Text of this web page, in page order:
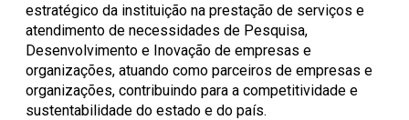
estratégico da instituição na prestação de serviços e
atendimento de necessidades de Pesquisa,
Desenvolvimento e Inovação de empresas e
organizações, atuando como parceiros de empresas e
organizações, contribuindo para a competitividade e
sustentabilidade do estado e do país.